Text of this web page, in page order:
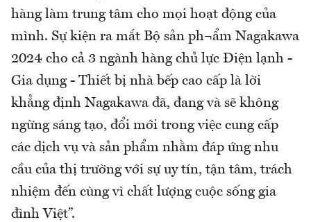
hàng làm trung tâm cho mọi hoạt động của
mình. Sự kiện ra mắt Bộ sản ph¬ẩm Nagakawa
2024 cho cả 3 ngành hàng chủ lực Điện lạnh -
Gia dụng - Thiết bị nhà bếp cao cấp là lời
khẳng định Nagakawa đã, đang và sẽ không
ngừng sáng tạo, đổi mới trong việc cung cấp
các dịch vụ và sản phẩm nhằm đáp ứng nhu
cầu của thị trường với sự uy tín, tận tâm, trách
nhiệm đến cùng vì chất lượng cuộc sống gia
đình Việt”.